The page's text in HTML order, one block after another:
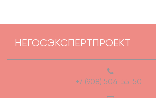
НЕГОСЭКСПЕРТПРОЕКТ
+7 (908) 504-55-50